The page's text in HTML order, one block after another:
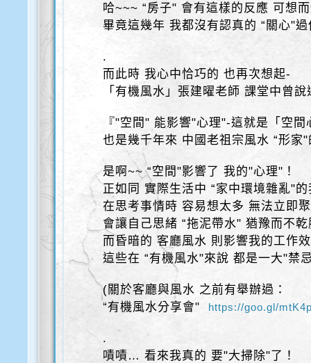
哈~~~ “房子" 會有這樣的反應 可想
畢竟這幾年 我都沒有認真的 “關心"
.
而此時 我心中恰巧的 也再次想起-
「有機風水」張建曜老師 課堂中曾
『"空間" 能影響"心理"-這就是「空間
也是幾千年來 中國老祖宗風水 “形家
是啊~~ “空間"影響了 我的"心理"！
正如同 實際生活中 “家中環境雜亂"的
在思考事情時 容易想太多 無法立即
會讓自己思緒 “拖泥帶水" 猶豫而不乾
而昏暗的 客廳風水 則影響我的工作
這些在 “有機風水"來說 都是一大"禁
(關於客廳與風水 之前有舉辦過：
“有機風水分享會" https://goo.gl/
.
嘖嘖… 看來我真的 要"大掃除"了！